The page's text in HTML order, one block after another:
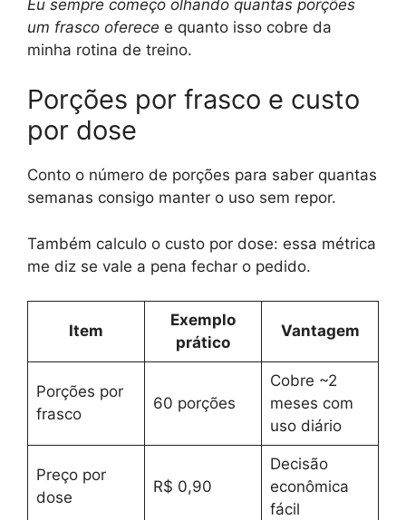
Eu sempre começo olhando quantas porções
um frasco oferece e quanto isso cobre da
minha rotina de treino.
Porções por frasco e custo
por dose
Conto o número de porções para saber quantas
semanas consigo manter o uso sem repor.
Também calculo o custo por dose: essa métrica
me diz se vale a pena fechar o pedido.
Item
Exemplo
prático
Vantagem
Porções por
frasco
60 porções
Cobre ~2
meses com
uso diário
Preço por
dose
R$ 0,90
Decisão
econômica
fácil